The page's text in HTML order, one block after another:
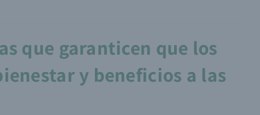
que garanticen que los
y beneficios a las